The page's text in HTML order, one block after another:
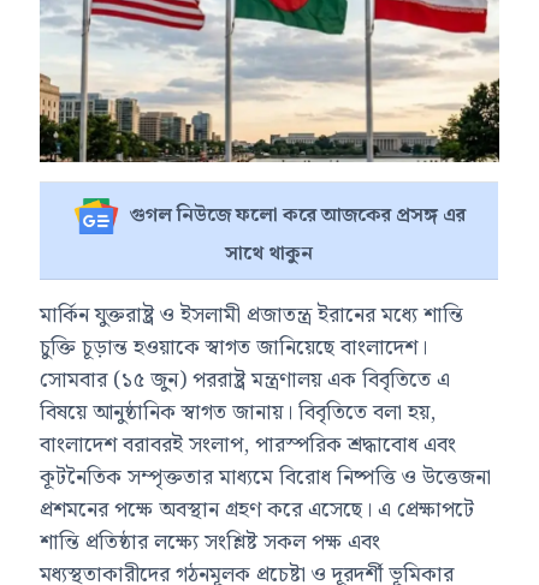
গুগল নিউজে ফলো করে আজকের প্রসঙ্গ এর
সাথে থাকুন
মার্কিন যুক্তরাষ্ট্র ও ইসলামী প্রজাতন্ত্র ইরানের মধ্যে শান্তি
চুক্তি চূড়ান্ত হওয়াকে স্বাগত জানিয়েছে বাংলাদেশ।
সোমবার (১৫ জুন) পররাষ্ট্র মন্ত্রণালয় এক বিবৃতিতে এ
বিষয়ে আনুষ্ঠানিক স্বাগত জানায়। বিবৃতিতে বলা হয়,
বাংলাদেশ বরাবরই সংলাপ, পারস্পরিক শ্রদ্ধাবোধ এবং
কূটনৈতিক সম্পৃক্ততার মাধ্যমে বিরোধ নিষ্পত্তি ও উত্তেজনা
প্রশমনের পক্ষে অবস্থান গ্রহণ করে এসেছে। এ প্রেক্ষাপটে
শান্তি প্রতিষ্ঠার লক্ষ্যে সংশ্লিষ্ট সকল পক্ষ এবং
মধ্যস্থতাকারীদের গঠনমূলক প্রচেষ্টা ও দূরদর্শী ভূমিকার